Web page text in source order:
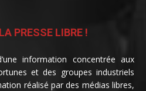
PRESSE LIBRE !
information concentrée aux
et des groupes industriels
réalisé par des médias libres,